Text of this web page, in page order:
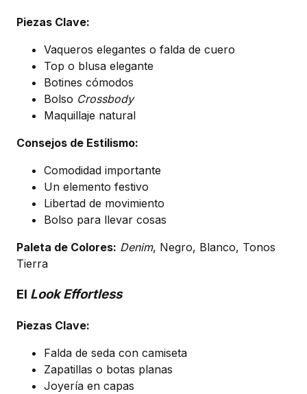
Piezas Clave:
Vaqueros elegantes o falda de cuero
Top o blusa elegante
Botines cómodos
Bolso Crossbody
Maquillaje natural
Consejos de Estilismo:
Comodidad importante
Un elemento festivo
Libertad de movimiento
Bolso para llevar cosas
Paleta de Colores: Denim, Negro, Blanco, Tonos
Tierra
El Look Effortless
Piezas Clave:
Falda de seda con camiseta
Zapatillas o botas planas
Joyería en capas